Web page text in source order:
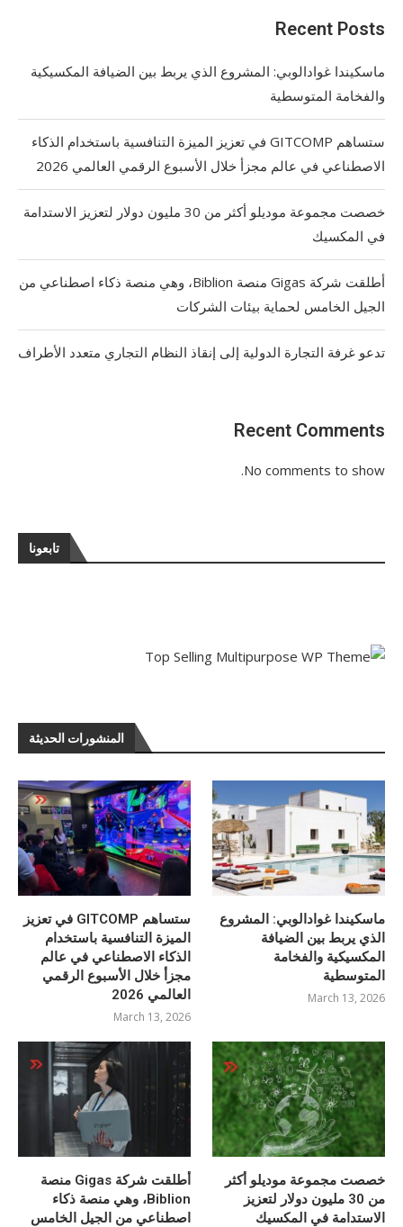
Recent Posts
ماسكيندا غوادالوبي: المشروع الذي يربط بين الضيافة المكسيكية
والفخامة المتوسطية
ستساهم GITCOMP في تعزيز الميزة التنافسية باستخدام الذكاء
الاصطناعي في عالم مجزأ خلال الأسبوع الرقمي العالمي 2026
خصصت مجموعة موديلو أكثر من 30 مليون دولار لتعزيز الاستدامة
في المكسيك
أطلقت شركة Gigas منصة Biblion، وهي منصة ذكاء اصطناعي من
الجيل الخامس لحماية بيئات الشركات
تدعو غرفة التجارة الدولية إلى إنقاذ النظام التجاري متعدد الأطراف
Recent Comments
No comments to show.
تابعونا
المنشورات الحديثة
ماسكيندا غوادالوبي: المشروع
الذي يربط بين الضيافة
المكسيكية والفخامة
المتوسطية
March 13, 2026
ستساهم GITCOMP في تعزيز
الميزة التنافسية باستخدام
الذكاء الاصطناعي في عالم
مجزأ خلال الأسبوع الرقمي
العالمي 2026
March 13, 2026
خصصت مجموعة موديلو أكثر
من 30 مليون دولار لتعزيز
الاستدامة في المكسيك
أطلقت شركة Gigas منصة
Biblion، وهي منصة ذكاء
اصطناعي من الجيل الخامس